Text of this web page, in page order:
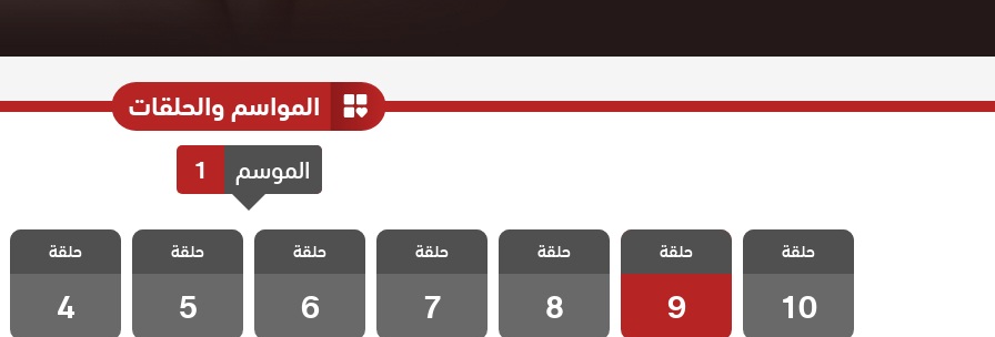
المواسم والحلقات
الموسم 1
مسلسل شعلة
الحلقة 10
والاخيرة
حلقة
10
مسلسل شعلة
الحلقة 9
حلقة
9
مسلسل شعلة
الحلقة 8
حلقة
8
مسلسل شعلة
الحلقة 7
حلقة
7
مسلسل شعلة
الحلقة 6
حلقة
6
مسلسل شعلة
الحلقة 5
حلقة
5
مسلسل شعلة
الحلقة 4
حلقة
4